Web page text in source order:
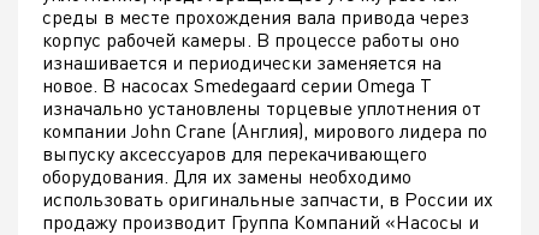
среды в месте прохождения вала привода через
корпус рабочей камеры. В процессе работы оно
изнашивается и периодически заменяется на
новое. В насосах Smedegaard серии Omega T
изначально установлены торцевые уплотнения от
компании John Crane (Англия), мирового лидера по
выпуску аксессуаров для перекачивающего
оборудования. Для их замены необходимо
использовать оригинальные запчасти, в России их
продажу производит Группа Компаний «Насосы и